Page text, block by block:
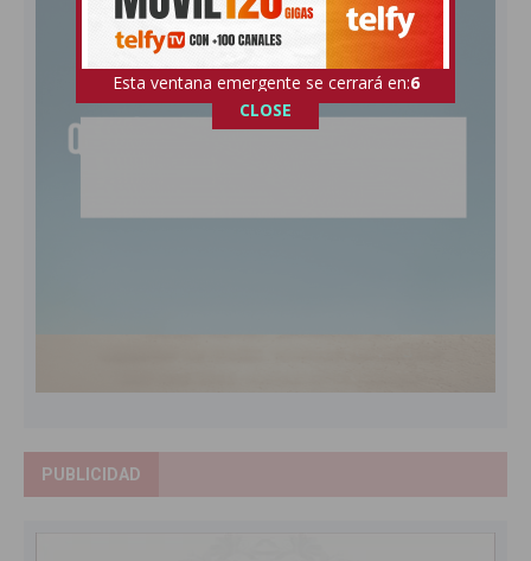
PUBLICIDAD
Esta ventana emergente se cerrará en:4
CLOSE